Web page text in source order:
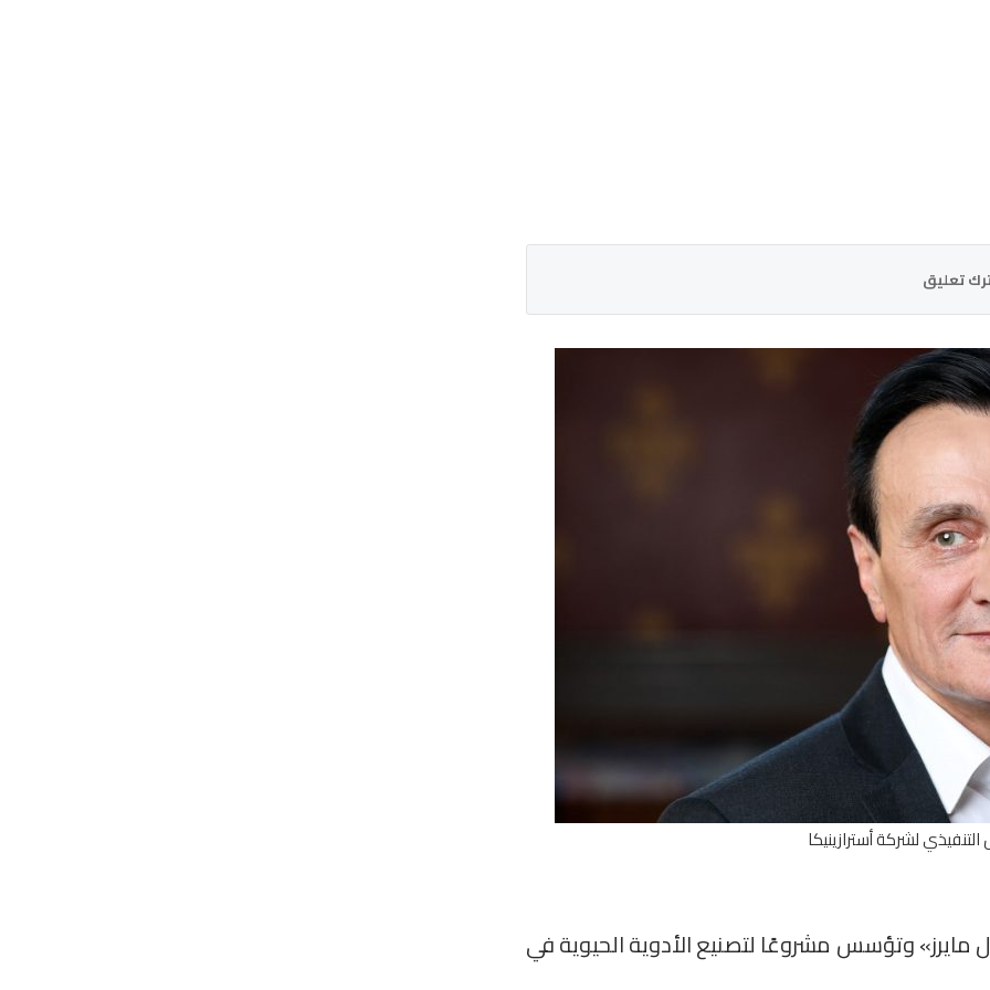
تعليق
لشركة أسترازينيكا
مايرز» وتؤسس مشروعًا لتصنيع الأدوية الحيوية في